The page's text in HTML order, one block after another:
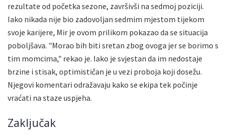
rezultate od početka sezone, završivši na sedmoj poziciji.
Iako nikada nije bio zadovoljan sedmim mjestom tijekom
svoje karijere, Mir je ovom prilikom pokazao da se situacija
poboljšava. "Morao bih biti sretan zbog ovoga jer se borimo s
tim momcima," rekao je. Iako je svjestan da im nedostaje
brzine i stisak, optimističan je u vezi proboja koji dosežu.
Njegovi komentari odražavaju kako se ekipa tek počinje
vraćati na staze uspjeha.
Zaključak